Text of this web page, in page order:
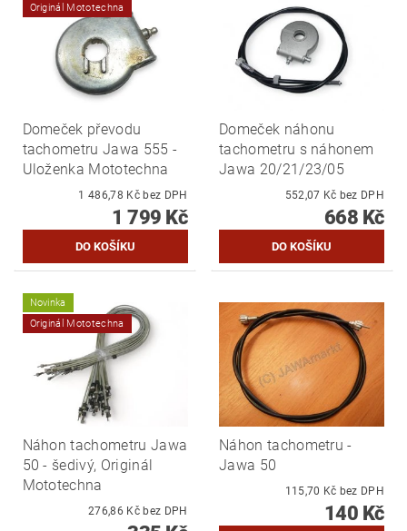
Originál Mototechna
Domeček převodu
tachometru Jawa 555 -
Uloženka Mototechna
1 486,78 Kč bez DPH
1 799 Kč
Domeček náhonu
tachometru s náhonem
Jawa 20/21/23/05
552,07 Kč bez DPH
668 Kč
Novinka
Originál Mototechna
Náhon tachometru Jawa
50 - šedivý, Originál
Mototechna
276,86 Kč bez DPH
Náhon tachometru -
Jawa 50
115,70 Kč bez DPH
140 Kč